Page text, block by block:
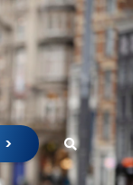
>